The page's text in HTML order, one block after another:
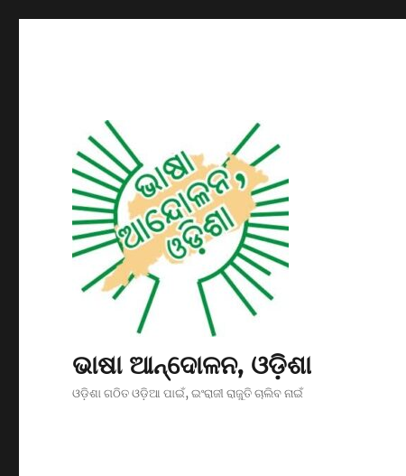
ଭାଷା ଆନ୍ଦୋଳନ, ଓଡ଼ିଶା
ଓଡ଼ିଶା ଗଠିତ ଓଡ଼ିଆ ପାଇଁ, ଇଂରାଜୀ ରାଜୁତି ଚାଲିବ ନାଇଁ